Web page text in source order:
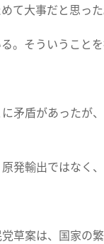
て大事だと思った
そういうことを
矛盾があったが
発輸出ではなく
草案は、国家の